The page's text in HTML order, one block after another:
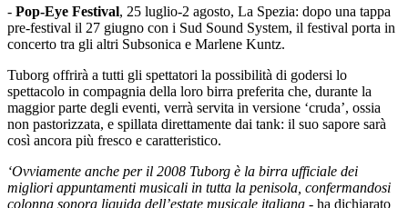
- Pop-Eye Festival, 25 luglio-2 agosto, La Spezia: dopo una tappa
pre-festival il 27 giugno con i Sud Sound System, il festival porta in
concerto tra gli altri Subsonica e Marlene Kuntz.
Tuborg offrirà a tutti gli spettatori la possibilità di godersi lo
spettacolo in compagnia della loro birra preferita che, durante la
maggior parte degli eventi, verrà servita in versione ‘cruda’, ossia
non pastorizzata, e spillata direttamente dai tank: il suo sapore sarà
così ancora più fresco e caratteristico.
‘Ovviamente anche per il 2008 Tuborg è la birra ufficiale dei
migliori appuntamenti musicali in tutta la penisola, confermandosi
colonna sonora liquida dell’estate musicale italiana - ha dichiarato